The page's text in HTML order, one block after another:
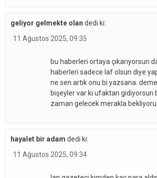
geliyor gelmekte olan dedi ki:
11 Ağustos 2025, 09:35
bu haberleri ortaya çıkarıyorsun
haberleri sadece laf olsun diye
ne sen artık onu bi yazsana.
bişeyler var ki ufaktan gidiyorsun
zaman gelecek merakla
hayalet bir adam dedi ki:
11 Ağustos 2025, 09:34